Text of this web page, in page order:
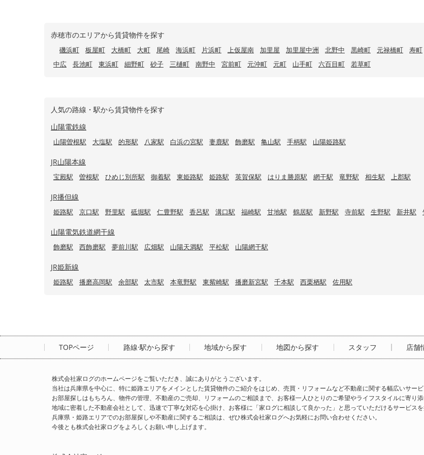
赤穂市のエリアから賃貸物件を探す
磯浜町 板屋町 大橋町 大町 尾崎 海浜町 片浜町 上仮屋南 加里屋 加里屋中洲 北野中 黒崎町 元禄橋町 寿町
中広
長池町 東浜町 細野町 砂子 三樋町 南野中 宮前町 元沖町 元町 山手町 六百目町 若草町
人気の路線・駅から賃貸物件を探す
山陽電鉄線
山陽曽根駅 大塩駅 的形駅 八家駅 白浜の宮駅 妻鹿駅 飾磨駅 亀山駅 手柄駅 山陽姫路駅
JR山陽本線
宝殿駅 曽根駅 ひめじ別所駅 御着駅 東姫路駅 姫路駅 英賀保駅 はりま勝原駅 網干駅 竜野駅 相生駅 上郡駅
JR播但線
姫路駅 京口駅 野里駅 砥堀駅 仁豊野駅 香呂駅 溝口駅 福崎駅 甘地駅 鶴居駅 新野駅 寺前駅 生野駅 新井駅
山陽電気鉄道網干線
飾磨駅 西飾磨駅 夢前川駅 広畑駅 山陽天満駅 平松駅 山陽網干駅
JR姫新線
姫路駅 播磨高岡駅 余部駅 太市駅 本竜野駅 東觜崎駅 播磨新宮駅 千本駅 西栗栖駅 佐用駅
TOPページ 路線·駅から探す 地域から探す 地図から探す スタッフ 店舗
株式会社家ログのホームページをご覧いただき、誠にありがとうございます。
当社は兵庫県を中心に、特に姫路エリアをメインとした賃貸物件のご紹介をはじめ、売買・リフォームなど不動産に関する幅広いサービ
お部屋探しはもちろん、物件の管理、不動産のご売却、リフォームのご相談まで、お客様一人ひとりのご希望やライフスタイルに寄り
地域に密着した不動産会社として、迅速で丁寧な対応を心掛け、お客様に「家ログに相談して良かった」と思っていただけるサービスを
兵庫県・姫路エリアでのお部屋探しや不動産に関するご相談は、ぜひ株式会社家ログへお気軽にお問い合わせください。
今後とも株式会社家ログをよろしくお願い申し上げます。